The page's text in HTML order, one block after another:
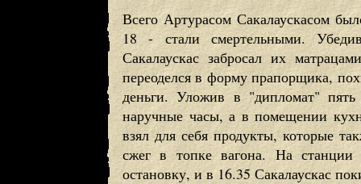
Всего Артурасом Сакалаускасом
18 - стали смертельными.
Сакалаускас забросал их
переоделся в форму прапорщика,
деньги. Уложив в "дипломат"
наручные часы, а в помещении
взял для себя продукты, которые
сжег в топке вагона. На станции
остановку, и в 16.35 Сакалаускас